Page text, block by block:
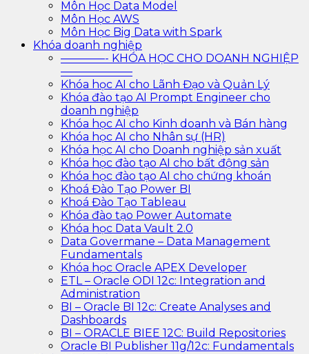
Môn Học Data Model
Môn Học AWS
Môn Học Big Data with Spark
Khóa doanh nghiệp
————- KHÓA HỌC CHO DOANH NGHIỆP
——————–
Khóa học AI cho Lãnh Đạo và Quản Lý
Khóa đào tạo AI Prompt Engineer cho
doanh nghiệp
Khóa học AI cho Kinh doanh và Bán hàng
Khóa học AI cho Nhân sự (HR)
Khóa học AI cho Doanh nghiệp sản xuất
Khóa học đào tạo AI cho bất động sản
Khóa học đào tạo AI cho chứng khoán
Khoá Đào Tạo Power BI
Khoá Đào Tạo Tableau
Khóa đào tạo Power Automate
Khóa học Data Vault 2.0
Data Govermane – Data Management
Fundamentals
Khóa học Oracle APEX Developer
ETL – Oracle ODI 12c: Integration and
Administration
BI – Oracle BI 12c: Create Analyses and
Dashboards
BI – ORACLE BIEE 12C: Build Repositories
Oracle BI Publisher 11g/12c: Fundamentals